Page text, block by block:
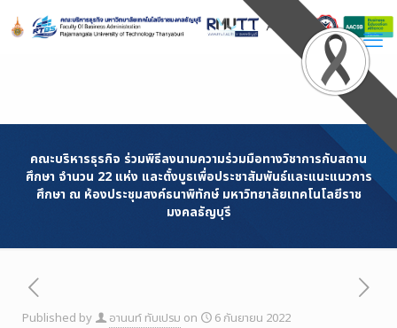
Content
คณะบริหารธุรกิจ ร่วมพิธีลงนามความร่วมมือทางวิชาการกับสถาน
ศึกษา จำนวน 22 แห่ง และตั้งบูธเพื่อประชาสัมพันธ์และแนะแนวการ
ศึกษา ณ ห้องประชุมสงค์ธนาพิทักษ์ มหาวิทยาลัยเทคโนโลยีราช
มงคลธัญบุรี
Published by อานนท์ ทับเปรม on 6 กันยายน 2022